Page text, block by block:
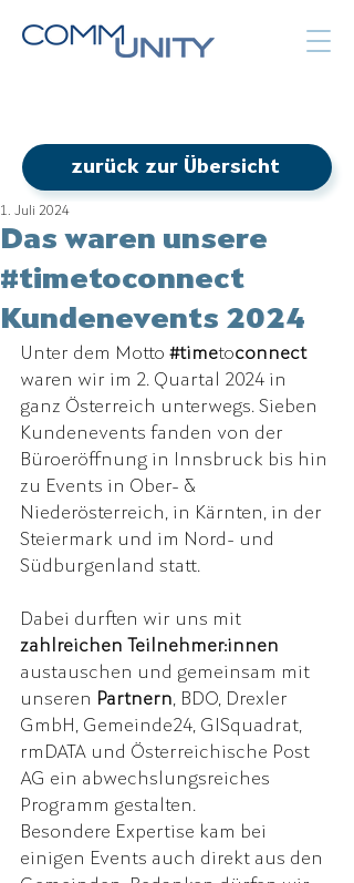
zurück zur Übersicht
Das waren unsere
#timetoconnect
Kundenevents 2024
1. Juli 2024
Unter dem Motto #timetoconnect
waren wir im 2. Quartal 2024 in
ganz Österreich unterwegs. Sieben
Kundenevents fanden von der
Büroeröffnung in Innsbruck bis hin
zu Events in Ober- &
Niederösterreich, in Kärnten, in der
Steiermark und im Nord- und
Südburgenland statt.
Dabei durften wir uns mit
zahlreichen Teilnehmer:innen
austauschen und gemeinsam mit
unseren Partnern, BDO, Drexler
GmbH, Gemeinde24, GISquadrat,
rmDATA und Österreichische Post
AG ein abwechslungsreiches
Programm gestalten.
Besondere Expertise kam bei
einigen Events auch direkt aus den